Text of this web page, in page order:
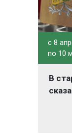
c 8
по 10
В